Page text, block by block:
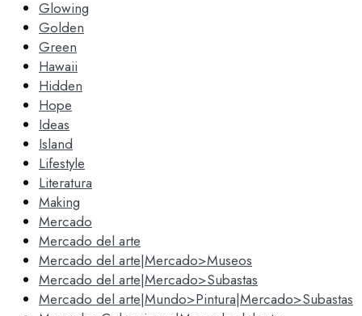
Glowing
Golden
Green
Hawaii
Hidden
Hope
Ideas
Island
Lifestyle
Literatura
Making
Mercado
Mercado del arte
Mercado del arte|Mercado>Museos
Mercado del arte|Mercado>Subastas
Mercado del arte|Mundo>Pintura|Mercado>Subastas